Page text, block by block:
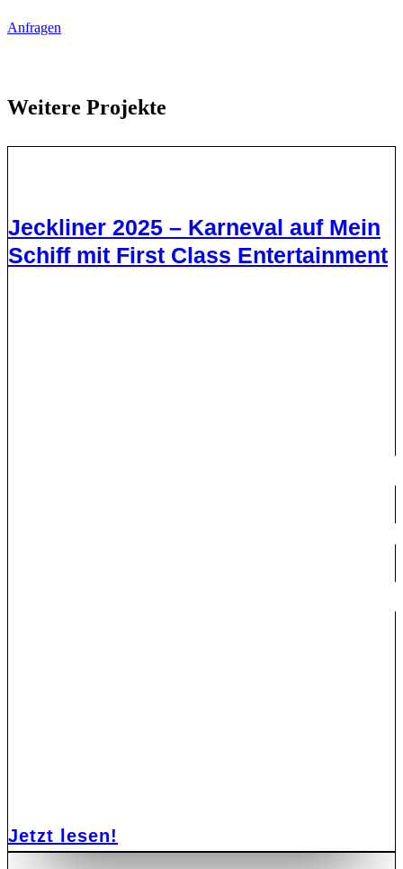
Anfragen
Weitere Projekte
Jeckliner 2025 – Karneval auf Mein
Schiff mit First Class Entertainment
Jetzt lesen!